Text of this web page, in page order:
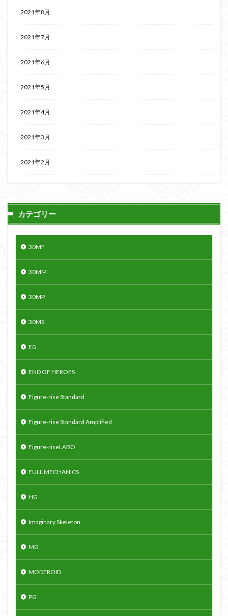
2021年8月
2021年7月
2021年6月
2021年5月
2021年4月
2021年3月
2021年2月
カテゴリー
30MF
30MM
30MP
30MS
EG
END OF HEROES
Figure-rise Standard
Figure-rise Standard Amplified
Figure-riseLABO
FULL MECHANICS
HG
Imaginary Skeleton
MG
MODEROID
PG